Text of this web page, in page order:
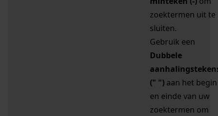
zoektermen uit te
sluiten.
Gebruik een
Dubbele
(" ") aan het begin
en einde van uw
zoektermen om